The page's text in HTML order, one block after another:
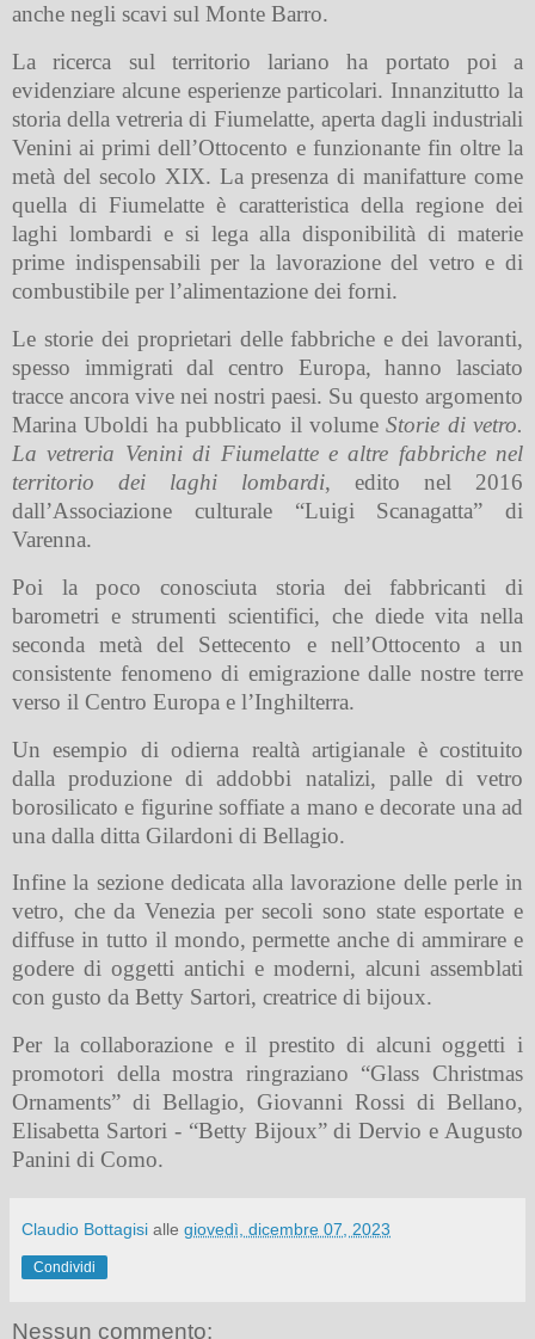
anche negli scavi sul Monte Barro.
La ricerca sul territorio lariano ha portato poi a
evidenziare alcune esperienze particolari. Innanzitutto la
storia della vetreria di Fiumelatte, aperta dagli industriali
Venini ai primi dell’Ottocento e funzionante fin oltre la
metà del secolo XIX. La presenza di manifatture come
quella di Fiumelatte è caratteristica della regione dei
laghi lombardi e si lega alla disponibilità di materie
prime indispensabili per la lavorazione del vetro e di
combustibile per l’alimentazione dei forni.
Le storie dei proprietari delle fabbriche e dei lavoranti,
spesso immigrati dal centro Europa, hanno lasciato
tracce ancora vive nei nostri paesi. Su questo argomento
Marina Uboldi ha pubblicato il volumeStorie di vetro.
La vetreria Venini di Fiumelatte e altre fabbriche nel
territorio dei laghi lombardi, edito nel 2016
dall’Associazione culturale “Luigi Scanagatta” di
Varenna.
Poi la poco conosciuta storia dei fabbricanti di
barometri e strumenti scientifici, che diede vita nella
seconda metà del Settecento e nell’Ottocento a un
consistente fenomeno di emigrazione dalle nostre terre
verso il Centro Europa e l’Inghilterra.
Un esempio di odierna realtà artigianale è costituito
dalla produzione di addobbi natalizi, palle di vetro
borosilicato e figurine soffiate a mano e decorate una ad
una dalla ditta Gilardoni di Bellagio.
Infine la sezione dedicata alla lavorazione delle perle in
vetro, che da Venezia per secoli sono state esportate e
diffuse in tutto il mondo, permette anche di ammirare e
godere di oggetti antichi e moderni, alcuni assemblati
con gusto da Betty Sartori, creatrice di bijoux.
Per la collaborazione e il prestito di alcuni oggetti i
promotori della mostra ringraziano “Glass Christmas
Ornaments” di Bellagio, Giovanni Rossi di Bellano,
Elisabetta Sartori - “Betty Bijoux” di Dervio e Augusto
Panini di Como.
Claudio Bottagisi alle giovedì, dicembre 07, 2023
Condividi
Nessun commento: